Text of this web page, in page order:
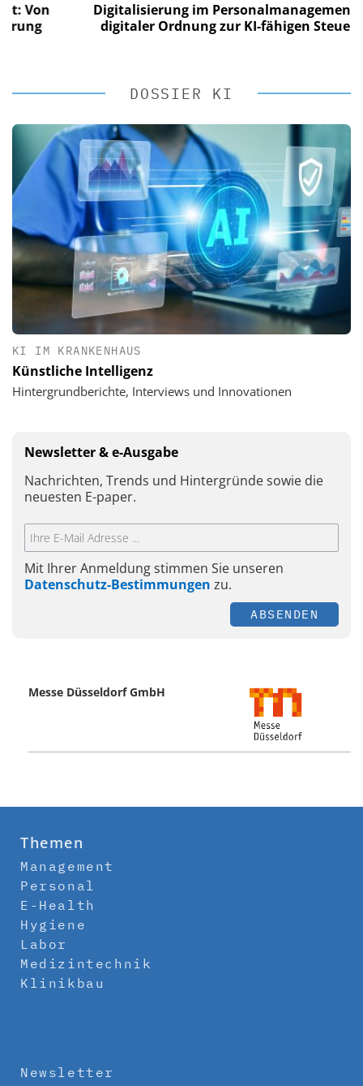
Digitalisierung im Personalmanagement: Von
digitaler Ordnung zur KI-fähigen Steuerung
DOSSIER KI
KI IM KRANKENHAUS
Künstliche Intelligenz
Hintergrundberichte, Interviews und Innovationen
Newsletter & e-Ausgabe
Nachrichten, Trends und Hintergründe sowie die
neuesten E-paper.
Mit Ihrer Anmeldung stimmen Sie unseren
Datenschutz-Bestimmungen zu.
ABSENDEN
Messe Düsseldorf GmbH
Themen
Management
Personal
E-Health
Hygiene
Labor
Medizintechnik
Klinikbau
Newsletter